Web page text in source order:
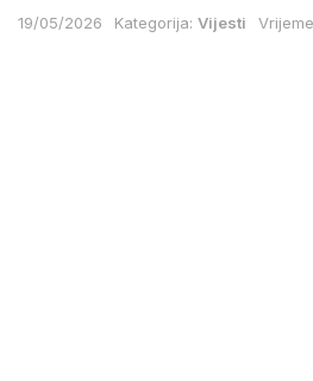
19/05/2026 Kategorija: Vijesti